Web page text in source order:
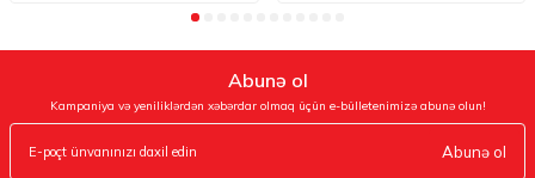
Abunə ol
Kampaniya və yeniliklərdən xəbərdar olmaq üçün e-bülletenimizə abunə olun!
Abunə ol